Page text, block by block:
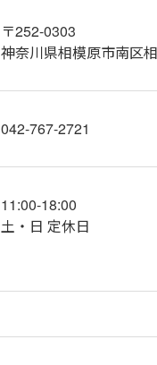
〒252-0303
神奈川県相模原市南区
042-767-2721
11:00-18:00
土・日 定休日